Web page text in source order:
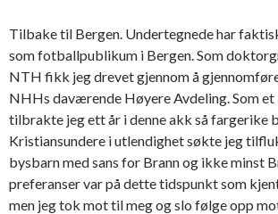
Tilbake til Bergen. Undertegnede har
som fotballpublikum i Bergen. Som
NTH fikk jeg drevet gjennom å
NHHs daværende Høyere Avdeling. Som
tilbrakte jeg ett år i denne akk så fargerike
Kristiansundere i utlendighet søkte jeg
bysbarn med sans for Brann og ikke minst
preferanser var på dette tidspunkt som
men jeg tok mot til meg og slo følge opp